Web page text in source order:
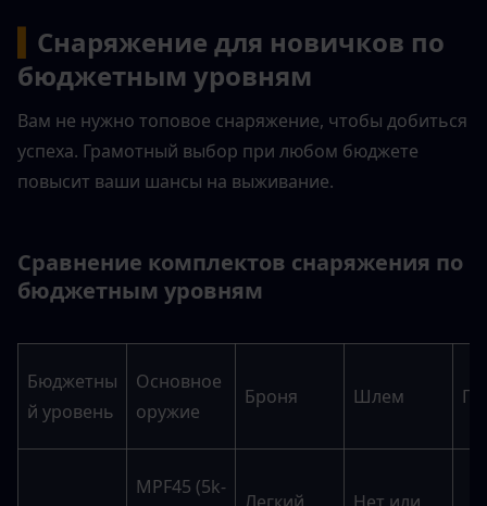
Снаряжение для новичков по
бюджетным уровням
Вам не нужно топовое снаряжение, чтобы добиться
успеха. Грамотный выбор при любом бюджете
повысит ваши шансы на выживание.
Сравнение комплектов снаряжения по
бюджетным уровням
Бюджетны
й уровень
Основное
оружие
Броня Шлем
MPF45 (5k-